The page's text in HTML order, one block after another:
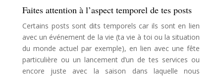
Faites attention à l’aspect temporel de tes posts
Certains posts sont dits temporels car ils sont en lien
avec un événement de la vie (ta vie à toi ou la situation
du monde actuel par exemple), en lien avec une fête
particulière ou un lancement d’un de tes services ou
encore juste avec la saison dans laquelle nous